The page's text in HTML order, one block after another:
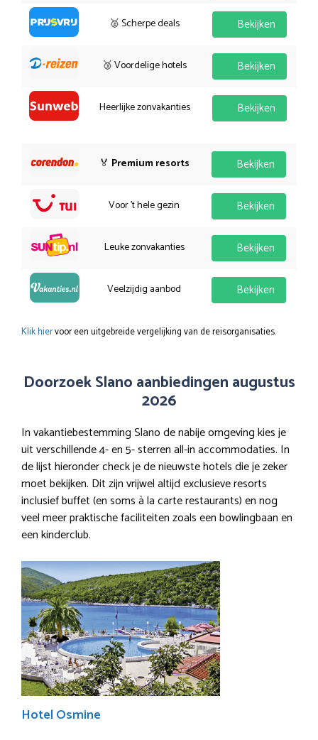
🥈 Scherpe deals Bekijken
🥉 Voordelige hotels Bekijken
Heerlijke zonvakanties Bekijken
🏅 Premium resorts Bekijken
Voor 't hele gezin Bekijken
Leuke zonvakanties Bekijken
Veelzijdig aanbod Bekijken
Klik hiervoor een uitgebreide vergelijking van de reisorganisaties.
Doorzoek Slano aanbiedingen augustus
2026
In vakantiebestemming Slano de nabije omgeving kies je
uit verschillende 4- en 5- sterren all-in accommodaties. In
de lijst hieronder check je de nieuwste hotels die je zeker
moet bekijken. Dit zijn vrijwel altijd exclusieve resorts
inclusief buffet (en soms à la carte restaurants) en nog
veel meer praktische faciliteiten zoals een bowlingbaan en
een kinderclub.
Hotel Osmine